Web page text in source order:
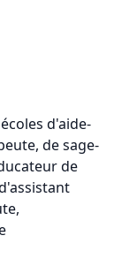
d'aide-
de sage-
de